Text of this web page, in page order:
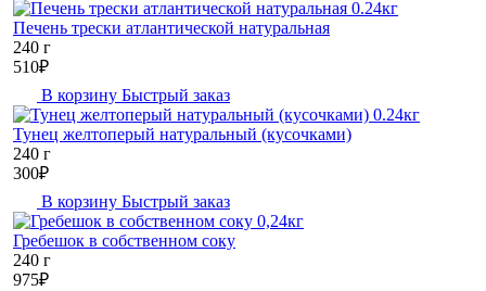
Печень трески атлантической натуральная
240 г
510₽
В корзину Быстрый заказ
Тунец желтоперый натуральный (кусочками)
240 г
300₽
В корзину Быстрый заказ
Гребешок в собственном соку
240 г
975₽